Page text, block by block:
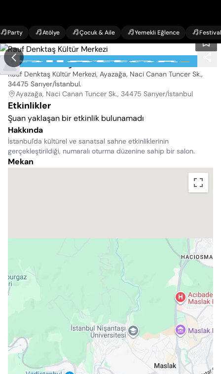
Party Atölye Çocuk & Aile Yemekli Eğlence Festival
Rauf Denktaş Kültür Merkezi
Rauf Denktaş Kültür Merkezi, Ayazağa, Naci Canan Tuncer Sk.,
34475 Sarıyer/İstanbul.
Ayazağa, Naci Canan Tuncer Sk., 34475 Sarıyer/İstanbul
Etkinlikler
Şuan yaklaşan bir etkinlik bulunamadı
Hakkında
İstanbul'da kültürel ve sanatsal sahne etkinliklerinin
gerçekleştirildiği, numaralı oturma düzenine sahip bir salon.
Mekan